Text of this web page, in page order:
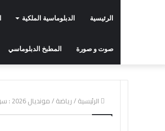
الرئيسية الدبلوماسية الملكية
صوت و صورة المطبخ الدبلوماسي
الرئيسية/رياضة/مونديال 2026 : سويسرا تزلزل شباك البوسنة والهرسك برباعية وتقترب من دور الـ32